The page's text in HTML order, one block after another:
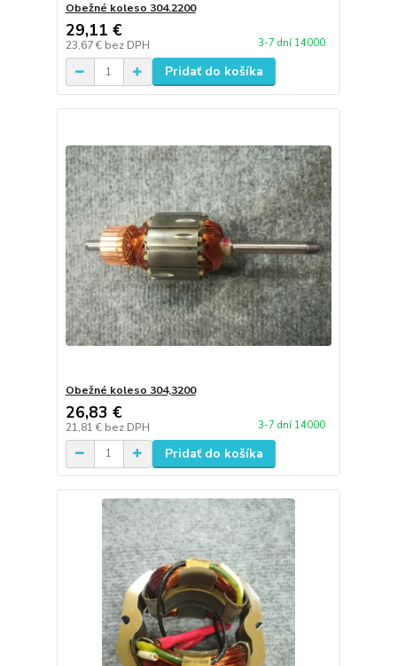
Obežné koleso 304.2200
29,11 €
23,67 € bez DPH 3-7 dní 14000
Pridať do košíka
Obežné koleso 304,3200
26,83 €
21,81 € bez DPH 3-7 dní 14000
Pridať do košíka